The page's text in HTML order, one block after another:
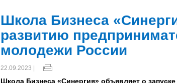
Школа Бизнеса
развитию
молодежи России
22.09.2023 |
Школа Бизнеса «Синергия» объявляет о